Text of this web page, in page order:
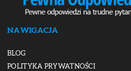
NAWIGACJA
BLOG
POLITYKA PRYWATNOŚCI